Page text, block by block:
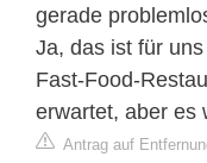
gerade
Ja, das ist für
Fast-Food-
erwartet, aber es
Antrag auf